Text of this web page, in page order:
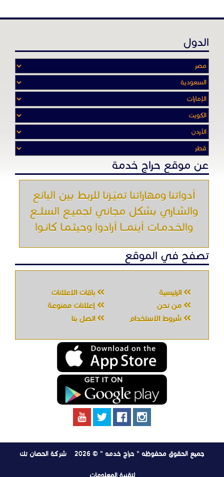
الدول
عن موقع حراج خدمة
أدواتنا ومهاراتنا تميّـزنا للربط بين البائع
والشـاري بشكل مجاني لجميـع السلــع
والخـدمـات أينمـــا أرادوا وحيثـمـا كانـوا
تصفح في الموقع
الرئيسية
باقات الإعلانات
من نحن
إعلانات ممنوعة
شروط الاستخدام
اتصل بنا
جميع الحقوق محفوظه " حراج خدمه " © 2026 شركة الحصان تك
لتقنية المعلومات